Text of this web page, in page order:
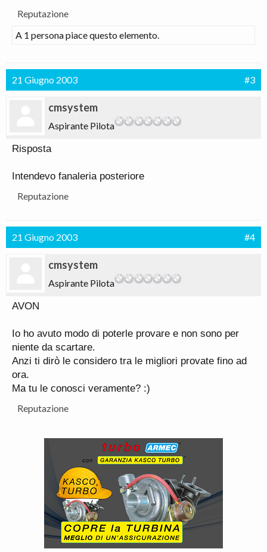
Reputazione
A 1 persona piace questo elemento.
21 Giugno 2003 #3
cmsystem
Aspirante Pilota
Risposta
Intendevo fanaleria posteriore
Reputazione
21 Giugno 2003 #4
cmsystem
Aspirante Pilota
AVON
Io ho avuto modo di poterle provare e non sono per
niente da scartare.
Anzi ti dirò le considero tra le migliori provate fino ad
ora.
Ma tu le conosci veramente? :)
Reputazione